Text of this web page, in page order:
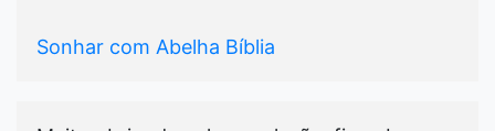
Sonhar com Abelha Bíblia